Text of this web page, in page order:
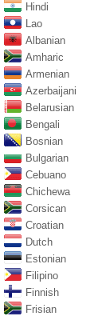
Hindi
Lao
Albanian
Amharic
Armenian
Azerbaijani
Belarusian
Bengali
Bosnian
Bulgarian
Cebuano
Chichewa
Corsican
Croatian
Dutch
Estonian
Filipino
Finnish
Frisian